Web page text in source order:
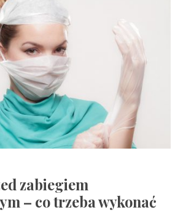
zabiegiem
– co trzeba wykonać